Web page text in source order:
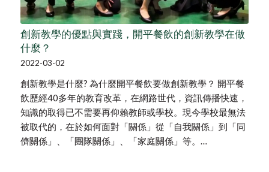
創新教學的優點與實踐，開平餐飲的創新教學在做
什麼？
2022-03-02
創新教學是什麼? 為什麼開平餐飲要做創新教學？ 開平餐
飲歷經40多年的教育改革，在網路世代，資訊傳播快速，
知識的取得已不需要再仰賴教師或學校。現今學校最無法
被取代的，在於如何面對「關係」從「自我關係」到「同
儕關係」、「團隊關係」、「家庭關係」等。…